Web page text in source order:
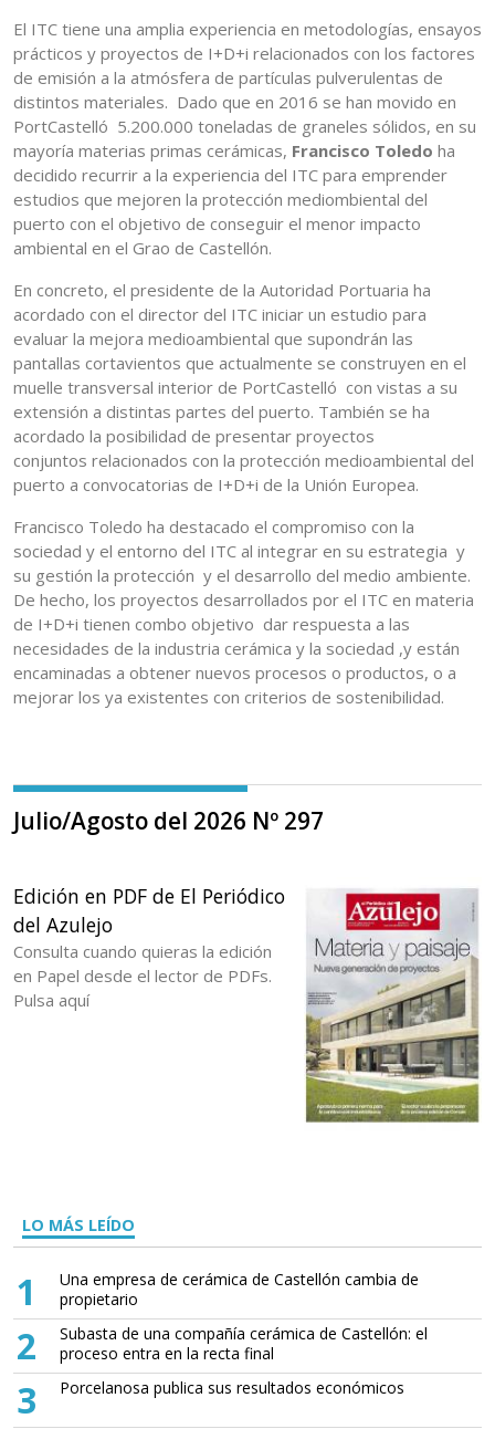
El ITC tiene una amplia experiencia en metodologías, ensayos
prácticos y proyectos de I+D+i relacionados con los factores
de emisión a la atmósfera de partículas pulverulentas de
distintos materiales. Dado que en 2016 se han movido en
PortCastelló 5.200.000 toneladas de graneles sólidos, en su
mayoría materias primas cerámicas, Francisco Toledo ha
decidido recurrir a la experiencia del ITC para emprender
estudios que mejoren la protección mediombiental del
puerto con el objetivo de conseguir el menor impacto
ambiental en el Grao de Castellón.
En concreto, el presidente de la Autoridad Portuaria ha
acordado con el director del ITC iniciar un estudio para
evaluar la mejora medioambiental que supondrán las
pantallas cortavientos que actualmente se construyen en el
muelle transversal interior de PortCastelló con vistas a su
extensión a distintas partes del puerto. También se ha
acordado la posibilidad de presentar proyectos
conjuntos relacionados con la protección medioambiental del
puerto a convocatorias de I+D+i de la Unión Europea.
Francisco Toledo ha destacado el compromiso con la
sociedad y el entorno del ITC al integrar en su estrategia y
su gestión la protección y el desarrollo del medio ambiente.
De hecho, los proyectos desarrollados por el ITC en materia
de I+D+i tienen combo objetivo dar respuesta a las
necesidades de la industria cerámica y la sociedad ,y están
encaminadas a obtener nuevos procesos o productos, o a
mejorar los ya existentes con criterios de sostenibilidad.
Julio/Agosto del 2026 Nº 297
Edición en PDF de El Periódico
del Azulejo
Consulta cuando quieras la edición
en Papel desde el lector de PDFs.
Pulsa aquí
LO MÁS LEÍDO
1
Una empresa de cerámica de Castellón cambia de
propietario
2
Subasta de una compañía cerámica de Castellón: el
proceso entra en la recta final
3 Porcelanosa publica sus resultados económicos